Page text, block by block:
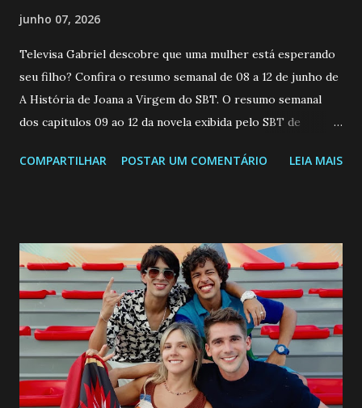
junho 07, 2026
Televisa Gabriel descobre que uma mulher está esperando
seu filho? Confira o resumo semanal de 08 a 12 de junho de
A História de Joana a Virgem do SBT. O resumo semanal
dos capitulos 09 ao 12 da novela exibida pelo SBT de
a Programação Semanal do SBT de 08/06/26 a 14/06/26
confessa a Gabriel que ele demonstrou ser o tipo de
pessoa que ela tanto desejou durante toda a vida. Camila
entra no quarto de Gabriel e imagina como seria o
encontro deles, quando conseguir seduzi-lo. Manuel avisa a
Paula sobre a suposta infidelidade de Gabriel com Joana.
Rogerio consegue se livrar de todas as suspeitas pelo
desaparecimento de Francisco, apontando que ele poderia
COMPARTILHAR POSTAR UM COMENTÁRIO LEIA MAIS